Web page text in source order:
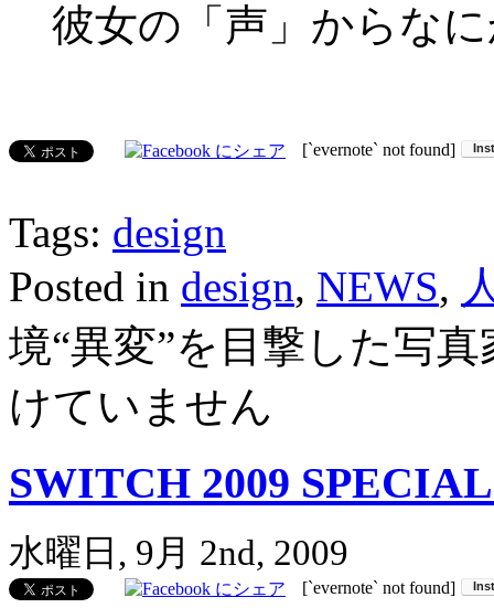
彼女の「声」からな
[`evernote` not found]
Tags: design
Posted in design, NEWS,
境“異変”を目撃した写
けていません
SWITCH 2009
水曜日, 9月 2nd, 2009
[`evernote` not found]